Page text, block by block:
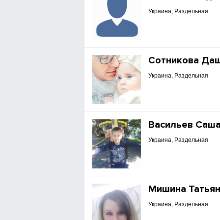
Украина, Раздельная
Сотникова
Украина, Раздельная
Васильев Саша
Украина, Раздельная
Мишина
Украина, Раздельная